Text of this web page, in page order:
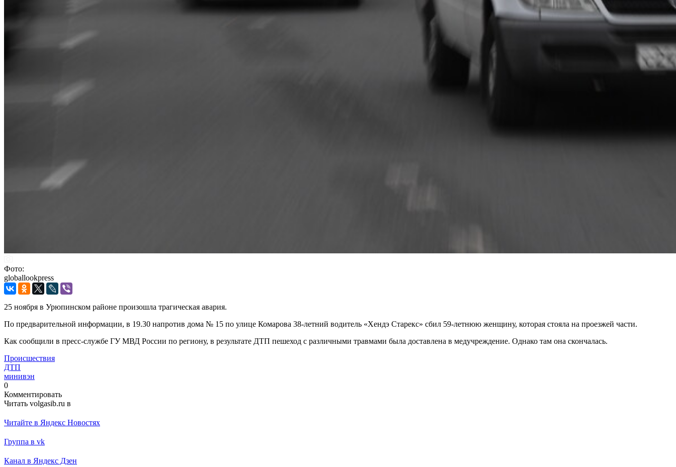
Фото:
globallookpress
25 ноября в Урюпинском районе произошла трагическая авария.
По предварительной информации, в 19.30 напротив дома № 15 по улице Комарова 38-летний водитель «Хендэ Старекс» сбил 59-летнюю женщину, которая стояла на проезжей части.
Как сообщили в пресс-службе ГУ МВД России по региону, в результате ДТП пешеход с различными травмами была доставлена в медучреждение. Однако там она скончалась.
Происшествия
ДТП
минивэн
0
Комментировать
Читать volgasib.ru в
Читайте в Яндекс Новостях
Группа в vk
Канал в Яндекс Дзен